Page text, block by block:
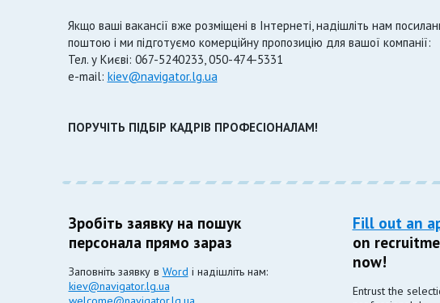
Якщо ваші вакансії вже розміщені в Інтернеті, надішліть нам
поштою і ми підготуємо комерційну пропозицію для вашої компанії:
Тел. у Києві: 067-5240233, 050-474-5331
e-mail: kiev@navigator.lg.ua
ПОРУЧІТЬ ПІДБІР КАДРІВ ПРОФЕСІОНАЛАМ!
Зробіть заявку на пошук
персонала прямо зараз
Заповніть заявку в Word і надішліть нам:
kiev@navigator.lg.ua
Fill out an
on
now!
Entrust the